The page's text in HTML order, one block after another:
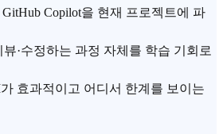
GitHub Copilot을 현재 프로젝트에 파
·수정하는 과정 자체를 학습 기회로
효과적이고 어디서 한계를 보이는